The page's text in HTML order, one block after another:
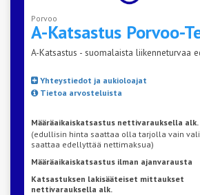
Porvoo
A-Katsastus Porvoo-
A-Katsastus - suomalaista liikenneturvaa
Yhteystiedot ja aukioloajat
Tietoa arvosteluista
Määräaikaiskatsastus nettivarauksella alk.
(edullisin hinta saattaa olla tarjolla vain
saattaa edellyttää nettimaksua)
Määräaikaiskatsastus ilman ajanvarausta
Katsastuksen lakisääteiset mittaukset
nettivarauksella alk.